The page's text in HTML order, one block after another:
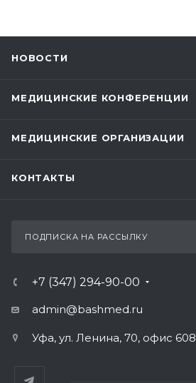
НОВОСТИ
МЕДИЦИНСКИЕ КОНФЕРЕНЦИИ
МЕДИЦИНСКИЕ ОРГАНИЗАЦИИ
КОНТАКТЫ
ПОДПИСКА НА РАССЫЛКУ
+7 (347) 294-90-00
admin@bashmed.ru
Уфа, ул. Ленина, 70, офис 608